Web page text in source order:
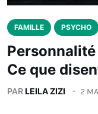
FAMILLE PSYCHO
Ce que
PARLEILA ZIZI 2